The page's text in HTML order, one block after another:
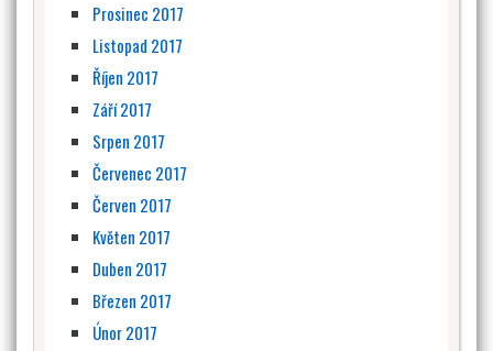
Prosinec 2017
Listopad 2017
Říjen 2017
Září 2017
Srpen 2017
Červenec 2017
Červen 2017
Květen 2017
Duben 2017
Březen 2017
Únor 2017